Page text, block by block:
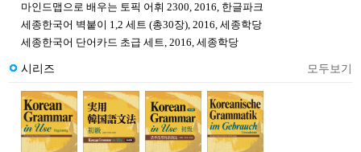
마인드맵으로 배우는 토픽 어휘 2300, 2016, 한글파크
세종한국어 벽붙이 1,2 세트 (총30장), 2016, 세종학당
세종한국어 단어카드 초급 세트, 2016, 세종학당
시리즈 모두보기